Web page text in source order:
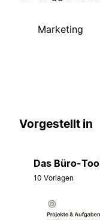
Marketing
Vorgestellt in
Das Büro-
10 Vorlagen